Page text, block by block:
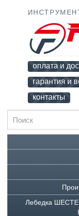
оплата и
гарантия и
контакты
Лебедка